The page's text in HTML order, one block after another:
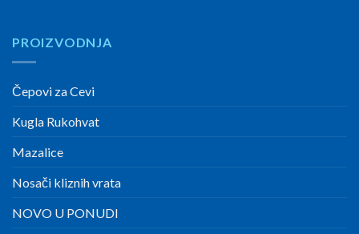
PROIZVODNJA
Čepovi za Cevi
Kugla Rukohvat
Mazalice
Nosači kliznih vrata
NOVO U PONUDI